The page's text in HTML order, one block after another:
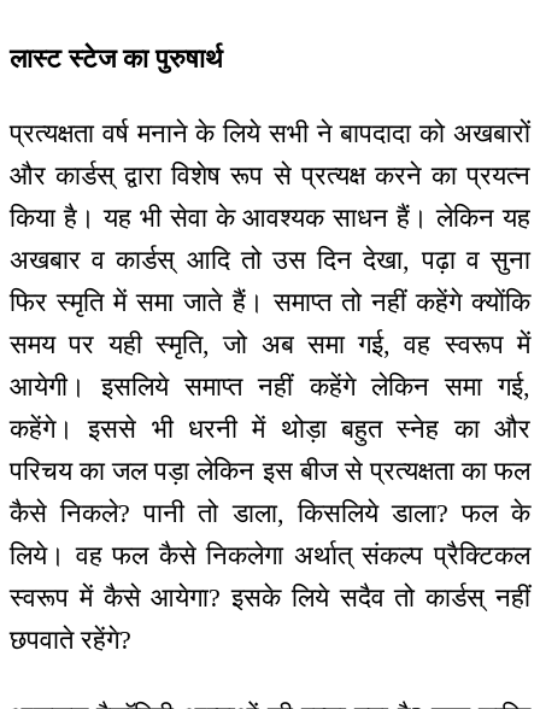
लास्ट स्टेज का पुरुषार्थ
प्रत्यक्षता वर्ष मनाने के लिये सभी ने बापदादा को अखबारों
और कार्डस् द्वारा विशेष रूप से प्रत्यक्ष करने का प्रयत्न
किया है। यह भी सेवा के आवश्यक साधन हैं। लेकिन यह
अखबार व कार्डस् आदि तो उस दिन देखा, पढ़ा व सुना
फिर स्मृति में समा जाते हैं। समाप्त तो नहीं कहेंगे क्योंकि
समय पर यही स्मृति, जो अब समा गई, वह स्वरूप में
आयेगी। इसलिये समाप्त नहीं कहेंगे लेकिन समा गई,
कहेंगे। इससे भी धरनी में थोड़ा बहुत स्नेह का और
परिचय का जल पड़ा लेकिन इस बीज से प्रत्यक्षता का फल
कैसे निकले? पानी तो डाला, किसलिये डाला? फल के
लिये। वह फल कैसे निकलेगा अर्थात् संकल्प प्रैक्टिकल
स्वरूप में कैसे आयेगा? इसके लिये सदैव तो कार्डस् नहीं
छपवाते रहेंगे?